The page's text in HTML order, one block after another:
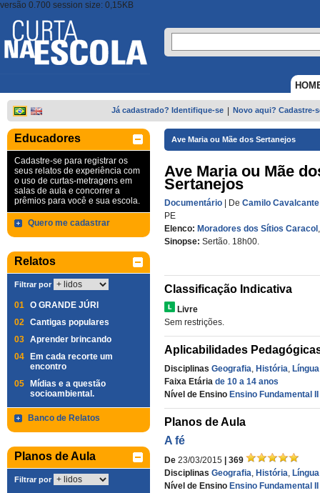
versão 0.700 session size: 0,15KB
Já cadastrado? Identifique-se Novo aqui? Cadastre-
Educadores
Cadastre-se para registrar os
seus relatos de experiência com
o uso de curtas-metragens em
salas de aula e concorrer a
prêmios para você e sua escola.
Quero me cadastrar
Relatos
Filtrar por
01 O GRANDE JÚRI
02 Cantigas populares
03 Aprender brincando
04
Em cada recorte um
encontro
05
Mídias e a questão
socioambiental.
Banco de Relatos
Planos de Aula
Filtrar por
Ave Maria ou Mãe dos Sertanejos
Ave Maria ou Mãe
Sertanejos
Documentário | De Camilo Cavalcante
PE
Elenco: Moradores dos Sítios Caracol
Sinopse: Sertão. 18h00.
Classificação Indicativa
Livre
Sem restrições.
Aplicabilidades
Disciplinas Geografia, História,
Faixa Etária de 10 a 14 anos
Nível de Ensino Ensino Fundamental II
Planos de Aula
A fé
De 23/03/2015
| 369
Disciplinas Geografia, História,
Nível de Ensino Ensino Fundamental II